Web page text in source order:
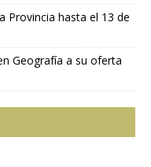
Provincia hasta el 13 de
Geografía a su oferta